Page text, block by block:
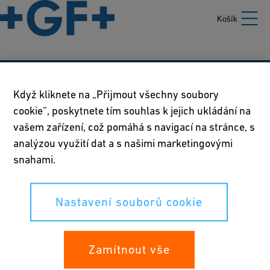
Košík
Naše zásady
Podmínky používání
Prohlášení o zásadách ochrany osobních údajů
Vaše práva
Když kliknete na „Přijmout všechny soubory
cookie“, poskytnete tím souhlas k jejich ukládání na
vašem zařízení, což pomáhá s navigací na stránce, s
analýzou využití dat a s našimi marketingovými
snahami.
Nastavení souborů cookie
Zamítnout vše